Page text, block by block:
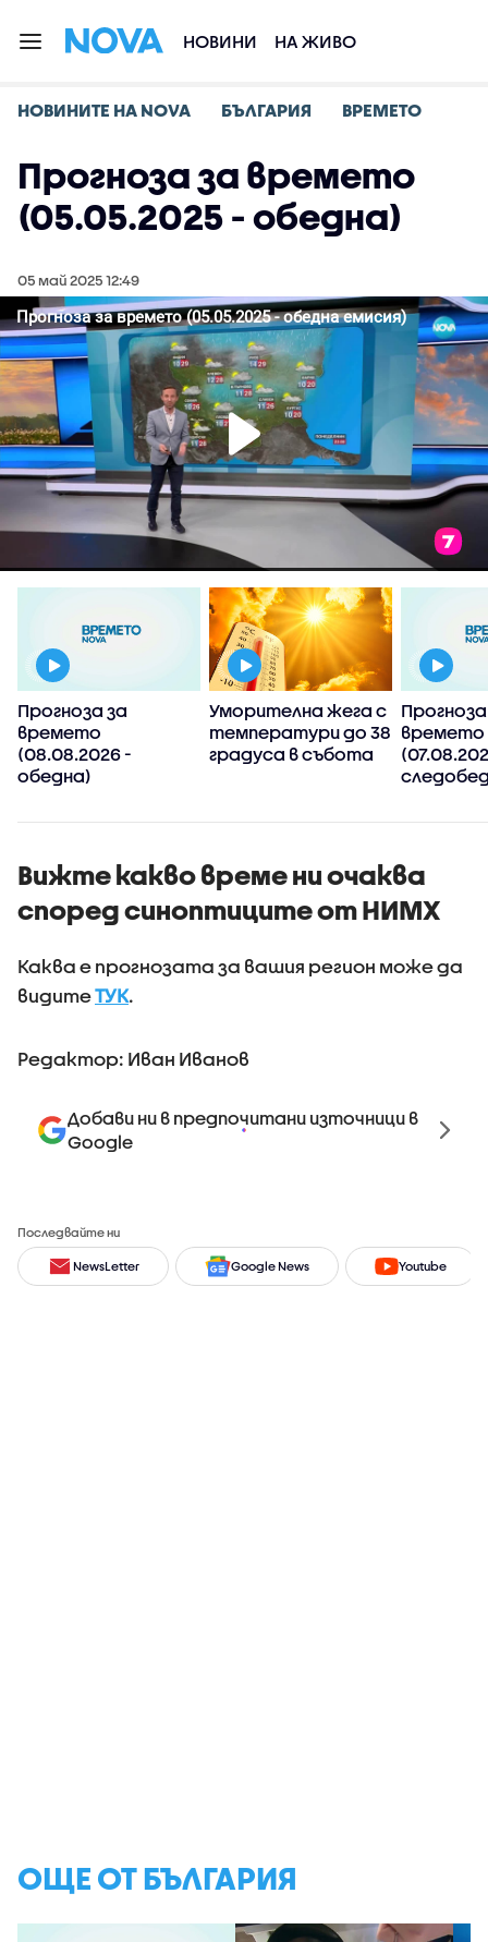
НОВИНИ НА ЖИВО
НОВИНИТЕ НА NOVA БЪЛГАРИЯ ВРЕМЕТО
Прогноза за времето
(05.05.2025 - обедна)
05 май 2025 12:49
Прогноза за
времето
(08.08.2026 -
обедна)
Уморителна жега с
температури до 38
градуса в събота
времето
Вижте какво време ни очаква
според синоптиците от НИМХ
Каква е прогнозата за вашия регион може да
видитеТУК.
Редактор: Иван Иванов
Добави ни в предпочитани източници в
Google
Последвайте ни
NewsLetter Google News Youtube
ОЩЕ ОТ БЪЛГАРИЯ